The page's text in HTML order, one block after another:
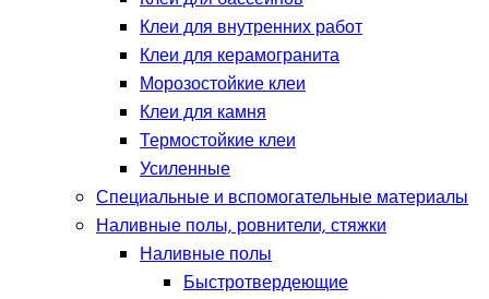
Клеи для внутренних работ
Клеи для керамогранита
Морозостойкие клеи
Клеи для камня
Термостойкие клеи
Усиленные
Специальные и вспомогательные материалы
Наливные полы, ровнители, стяжки
Наливные полы
Быстротвердеющие